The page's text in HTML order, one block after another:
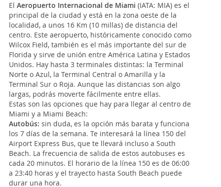
El Aeropuerto Internacional de Miami (IATA: MIA) es el
principal de la ciudad y está en la zona oeste de la
localidad, a unos 16 Km (10 millas) de distancia del
centro. Este aeropuerto, históricamente conocido como
Wilcox Field, también es el más importante del sur de
Florida y sirve de unión entre América Latina y Estados
Unidos. Hay hasta 3 terminales distintas: la Terminal
Norte o Azul, la Terminal Central o Amarilla y la
Terminal Sur o Roja. Aunque las distancias son algo
largas, podrás moverte fácilmente entre ellas.
Estas son las opciones que hay para llegar al centro de
Miami y a Miami Beach:
Autobús: sin duda, es la opción más barata y funciona
los 7 días de la semana. Te interesará la línea 150 del
Airport Express Bus, que te llevará incluso a South
Beach. La frecuencia de salida de estos autobuses es
cada 20 minutos. El horario de la línea 150 es de 06:00
a 23:40 horas y el trayecto hasta South Beach puede
durar una hora.